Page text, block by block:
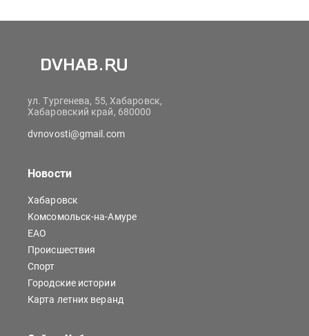
ул. Тургенева, 55, Хабаровск,
Хабаровский край, 680000
dvnovosti@gmail.com
Новости
Хабаровск
Комсомольск-на-Амуре
ЕАО
Происшествия
Спорт
Городские истории
Карта летних веранд